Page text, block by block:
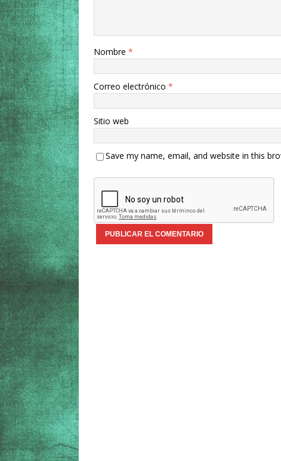
Nombre *
Correo electrónico *
Sitio web
Save my name, email, and website in this